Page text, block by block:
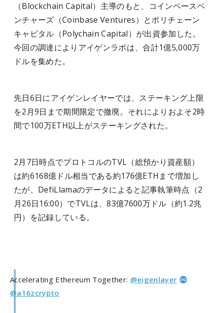
（Blockchain Capital）主導のもと、コインベースベ
ンチャーズ（Coinbase Ventures）とポリチェーン
キャピタル（Polychain Capital）が出資参加した。
今回の調達によりアイゲンラボは、合計1億5,000万
ドルを集めた。
先日6日にアイゲンレイヤーでは、ステーキング上限
を2月9日まで期間限定で撤廃。それによりおよそ2時
間で100万ETH以上がステーキングされた。
2月7日時点でプロトコルのTVL（総預かり資産額）
は約6168億ドル相当である約176億ETHまで増加し
たが、DefiLlamaのデータによると記事執筆時点（2
月26日16:00）でTVLは、83億7600万ドル（約1.2兆
円）を記録している。
Accelerating Ethereum Together: @eigenlayer
@a16zcrypto